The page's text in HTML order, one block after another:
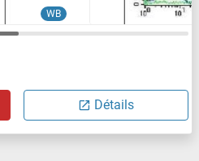
WB
Détails